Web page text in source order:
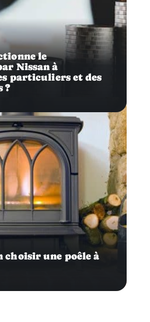
le
Nissan à
particuliers et des
?
choisir une poêle à